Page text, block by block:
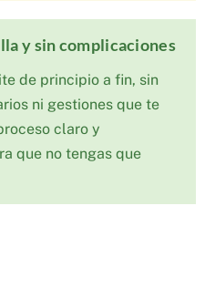
y sin complicaciones
de principio a fin, sin
ni gestiones que te
claro y
que no tengas que